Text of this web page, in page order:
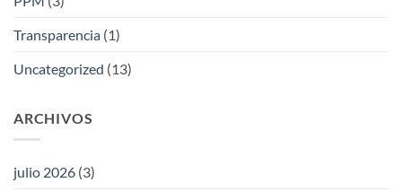
Transparencia (1)
Uncategorized (13)
ARCHIVOS
julio 2026 (3)